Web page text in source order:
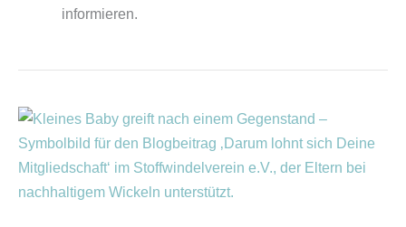
informieren.
Darum
lohnt
sich
Deine